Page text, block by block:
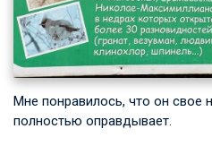
Мне понравилось, что он свое
полностью оправдывает.